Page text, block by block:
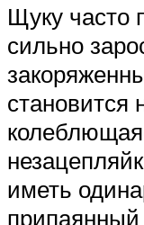
Щуку часто
сильно
становится
иметь
припаянный